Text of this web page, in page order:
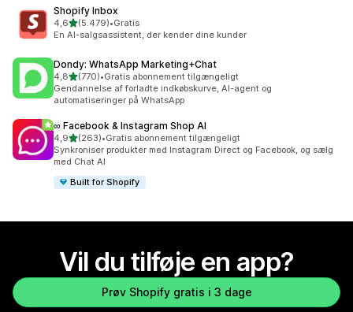
Shopify Inbox
4,6ud af 5 stjerner
(5.479)
5479 anmeldelser i alt
•Gratis
En AI-salgsassistent, der kender dine kunder
Dondy: WhatsApp Marketing+Chat
4,8ud af 5 stjerner
(770)
770 anmeldelser i alt
•Gratis abonnement tilgængeligt
Gendannelse af forladte indkøbskurve, AI-agent og
automatiseringer på WhatsApp
∞ Facebook & Instagram Shop AI
4,9ud af 5 stjerner
(263)
263 anmeldelser i alt
•Gratis abonnement tilgængeligt
Synkroniser produkter med Instagram Direct og Facebook, og sælg
med Chat AI
Built for Shopify
Vil du tilføje en app?
Prøv Shopify gratis i 3 dage